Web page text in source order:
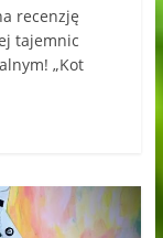
recenzję
tajemnic
„Kot